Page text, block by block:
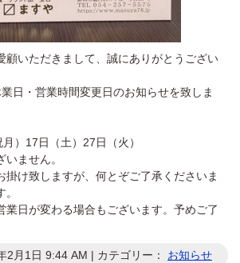
顧いただきまして、誠にありがとうござい
日・営業時間変更日のお知らせを致しま
）17日（土）27日（火）
ません。
掛け致しますが、何とぞご了承くださいま
日が変わる場合もございます。予めご了
2月1日 9:44 AM | カテゴリー： お知らせ